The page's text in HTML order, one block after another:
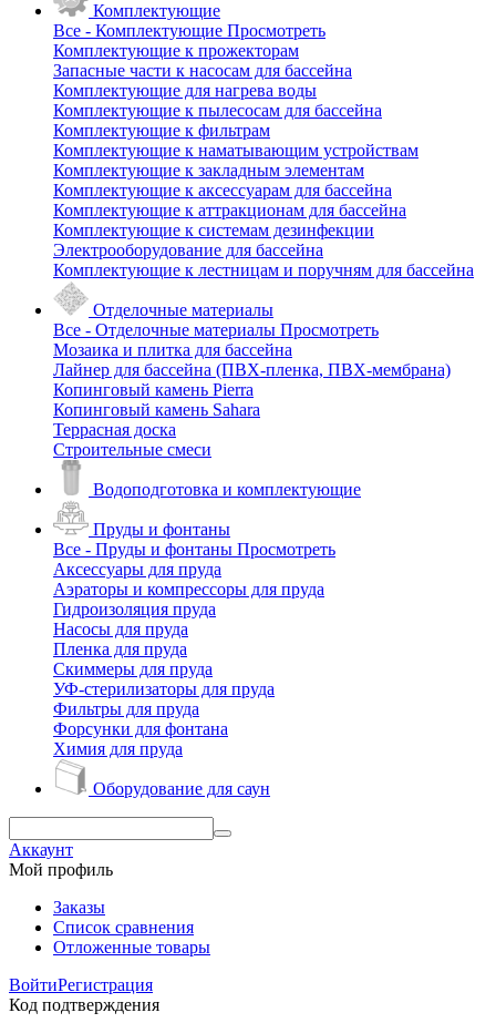
Комплектующие
Все - Комплектующие Просмотреть
Комплектующие к прожекторам
Запасные части к насосам для бассейна
Комплектующие для нагрева воды
Комплектующие к пылесосам для бассейна
Комплектующие к фильтрам
Комплектующие к наматывающим устройствам
Комплектующие к закладным элементам
Комплектующие к аксессуарам для бассейна
Комплектующие к аттракционам для бассейна
Комплектующие к системам дезинфекции
Электрооборудование для бассейна
Комплектующие к лестницам и поручням для бассейна
Отделочные материалы
Все - Отделочные материалы Просмотреть
Мозаика и плитка для бассейна
Лайнер для бассейна (ПВХ-пленка, ПВХ-мембрана)
Копинговый камень Pierra
Копинговый камень Sahara
Террасная доска
Строительные смеси
Водоподготовка и комплектующие
Пруды и фонтаны
Все - Пруды и фонтаны Просмотреть
Аксессуары для пруда
Аэраторы и компрессоры для пруда
Гидроизоляция пруда
Насосы для пруда
Пленка для пруда
Скиммеры для пруда
УФ-стерилизаторы для пруда
Фильтры для пруда
Форсунки для фонтана
Химия для пруда
Оборудование для саун
Аккаунт
Мой профиль
Заказы
Список сравнения
Отложенные товары
ВойтиРегистрация
Код подтверждения